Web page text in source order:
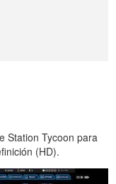
Station Tycoon para
(HD).